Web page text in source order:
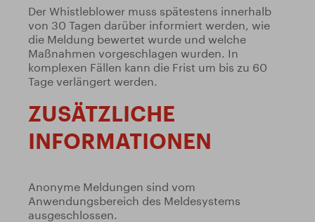
Der Whistleblower muss spätestens innerhalb
von 30 Tagen darüber informiert werden, wie
die Meldung bewertet wurde und welche
Maßnahmen vorgeschlagen wurden. In
komplexen Fällen kann die Frist um bis zu 60
Tage verlängert werden.
ZUSÄTZLICHE
INFORMATIONEN
Anonyme Meldungen sind vom
Anwendungsbereich des Meldesystems
ausgeschlossen.